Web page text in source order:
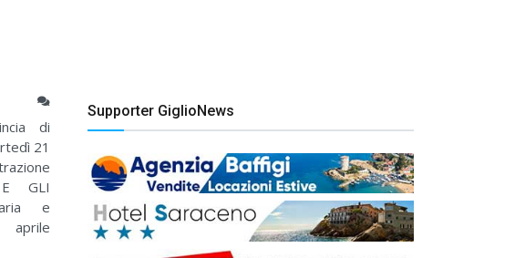
di
21
GLI
e
aprile
Supporter GiglioNews